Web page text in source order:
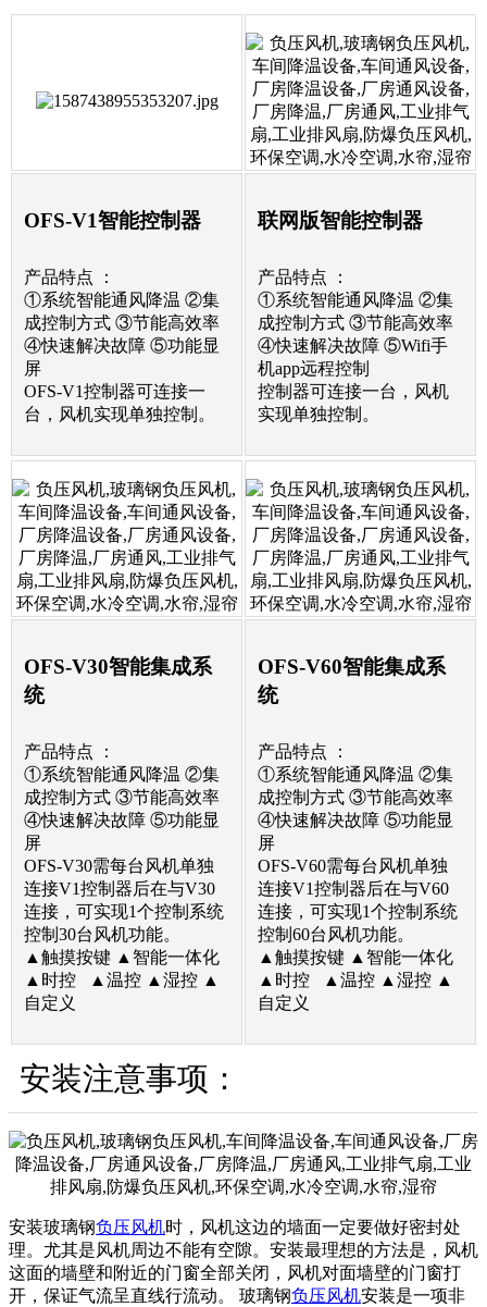
OFS-V1智能控制器
产品特点 ：
①系统智能通风降温 ②集
成控制方式 ③节能高效率
④快速解决故障 ⑤功能显
屏
OFS-V1控制器可连接一
台，风机实现单独控制。
联网版智能控制器
产品特点 ：
①系统智能通风降温 ②集
成控制方式 ③节能高效率
④快速解决故障 ⑤Wifi手
机app远程控制
控制器可连接一台，风机
实现单独控制。
OFS-V30智能集成系
统
产品特点 ：
①系统智能通风降温 ②集
成控制方式 ③节能高效率
④快速解决故障 ⑤功能显
屏
OFS-V30需每台风机单独
连接V1控制器后在与V30
连接，可实现1个控制系统
控制30台风机功能。
▲触摸按键 ▲智能一体化
▲时控 ▲温控 ▲湿控 ▲
自定义
OFS-V60智能集成系
统
产品特点 ：
①系统智能通风降温 ②集
成控制方式 ③节能高效率
④快速解决故障 ⑤功能显
屏
OFS-V60需每台风机单独
连接V1控制器后在与V60
连接，可实现1个控制系统
控制60台风机功能。
▲触摸按键 ▲智能一体化
▲时控 ▲温控 ▲湿控 ▲
自定义
安装注意事项：
安装玻璃钢负压风机时，风机这边的墙面一定要做好密封处
理。尤其是风机周边不能有空隙。安装最理想的方法是，风机
这面的墙壁和附近的门窗全部关闭，风机对面墙壁的门窗打
开，保证气流呈直线行流动。 玻璃钢负压风机安装是一项非